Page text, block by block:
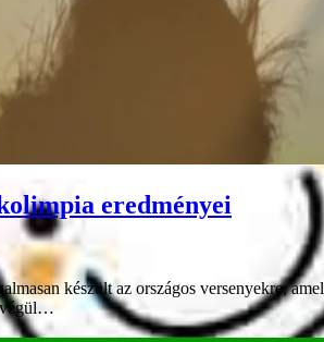
eredményei
készült az országos versenyekre,
végül…